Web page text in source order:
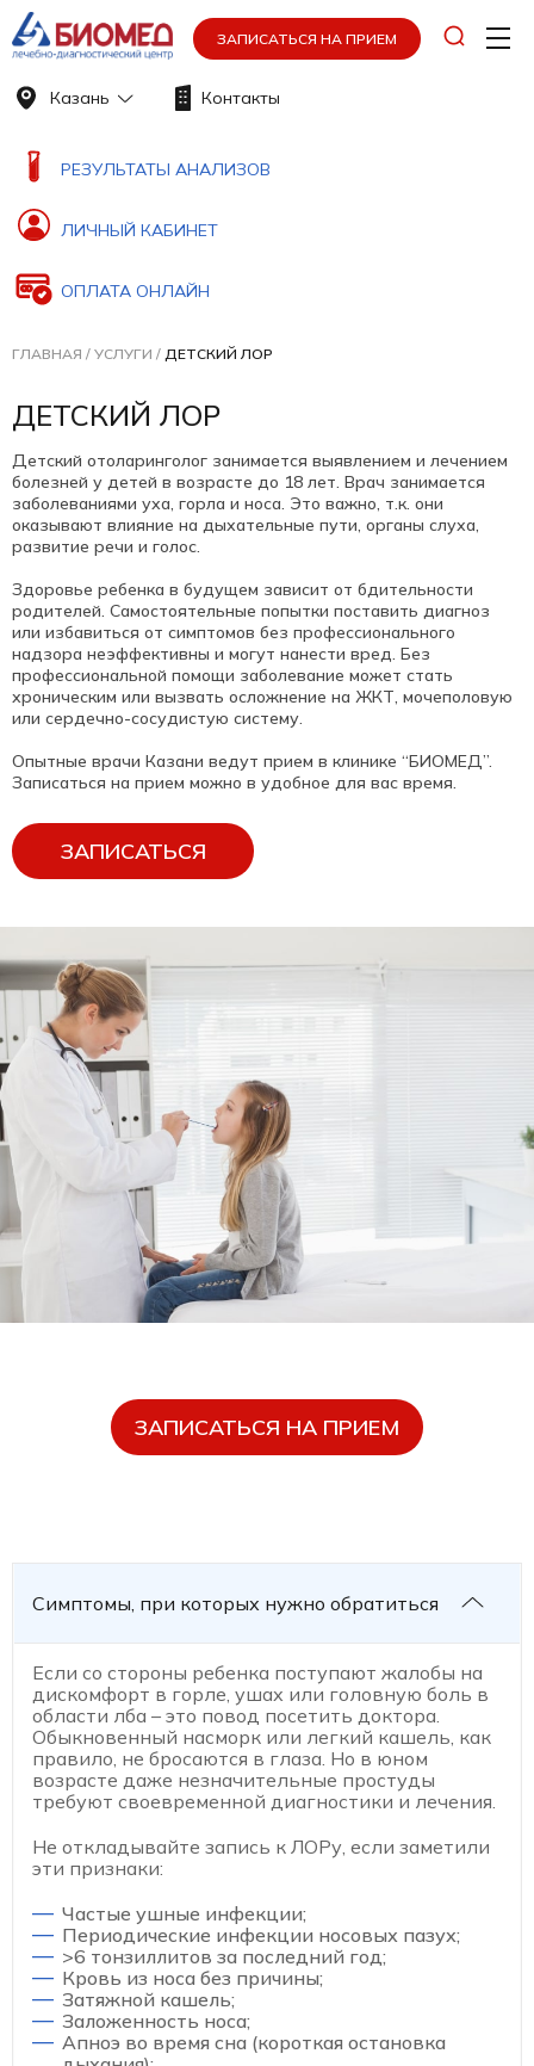
ЗАПИСАТЬСЯ НА ПРИЕМ
РЕЗУЛЬТАТЫ АНАЛИЗОВ
ЛИЧНЫЙ КАБИНЕТ
ОПЛАТА ОНЛАЙН
Казань Контакты
ГЛАВНАЯ / УСЛУГИ / ДЕТСКИЙ ЛОР
ДЕТСКИЙ ЛОР
Детский отоларинголог занимается выявлением и лечением
болезней у детей в возрасте до 18 лет. Врач занимается
заболеваниями уха, горла и носа. Это важно, т.к. они
оказывают влияние на дыхательные пути, органы слуха,
развитие речи и голос.
Здоровье ребенка в будущем зависит от бдительности
родителей. Самостоятельные попытки поставить диагноз
или избавиться от симптомов без профессионального
надзора неэффективны и могут нанести вред. Без
профессиональной помощи заболевание может стать
хроническим или вызвать осложнение на ЖКТ, мочеполовую
или сердечно-сосудистую систему.
Опытные врачи Казани ведут прием в клинике “БИОМЕД”.
Записаться на прием можно в удобное для вас время.
ЗАПИСАТЬСЯ
ЗАПИСАТЬСЯ НА ПРИЕМ
Симптомы, при которых нужно обратиться
Если со стороны ребенка поступают жалобы на
дискомфорт в горле, ушах или головную боль в
области лба – это повод посетить доктора.
Обыкновенный насморк или легкий кашель, как
правило, не бросаются в глаза. Но в юном
возрасте даже незначительные простуды
требуют своевременной диагностики и лечения.
Не откладывайте запись к ЛОРу, если заметили
эти признаки:
Частые ушные инфекции;
Периодические инфекции носовых пазух;
>6 тонзиллитов за последний год;
Кровь из носа без причины;
Затяжной кашель;
Заложенность носа;
Апноэ во время сна (короткая остановка